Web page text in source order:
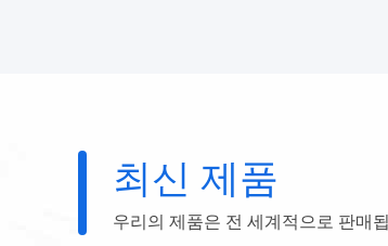
최신 제품
우리의 제품은 전 세계적으로 판매